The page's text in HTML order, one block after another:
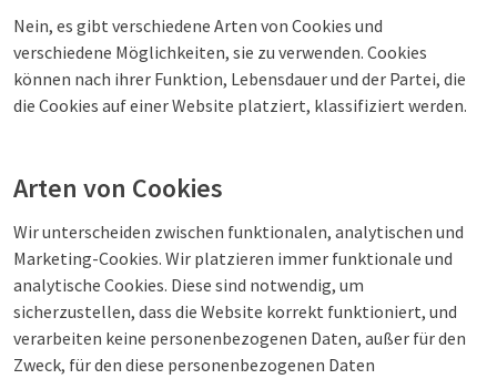
Nein, es gibt verschiedene Arten von Cookies und
verschiedene Möglichkeiten, sie zu verwenden. Cookies
können nach ihrer Funktion, Lebensdauer und der Partei, die
die Cookies auf einer Website platziert, klassifiziert werden.
Arten von Cookies
Wir unterscheiden zwischen funktionalen, analytischen und
Marketing-Cookies. Wir platzieren immer funktionale und
analytische Cookies. Diese sind notwendig, um
sicherzustellen, dass die Website korrekt funktioniert, und
verarbeiten keine personenbezogenen Daten, außer für den
Zweck, für den diese personenbezogenen Daten